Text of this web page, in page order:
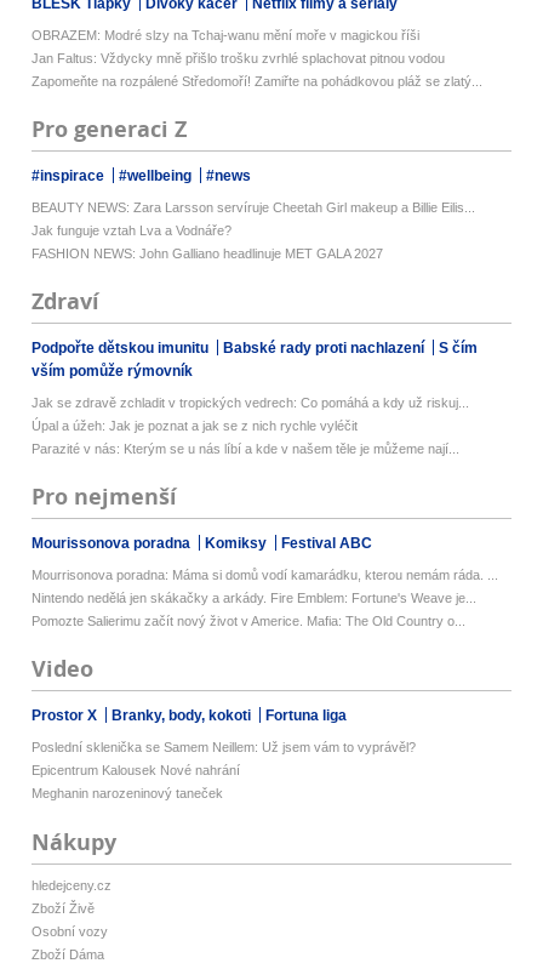
BLESK Tlapky Divoký kačer Netflix filmy a seriály
OBRAZEM: Modré slzy na Tchaj-wanu mění moře v magickou říši
Jan Faltus: Vždycky mně přišlo trošku zvrhlé splachovat pitnou vodou
Zapomeňte na rozpálené Středomoří! Zamiřte na pohádkovou pláž se zlatý...
Pro generaci Z
#inspirace #wellbeing #news
BEAUTY NEWS: Zara Larsson servíruje Cheetah Girl makeup a Billie Eilis...
Jak funguje vztah Lva a Vodnáře?
FASHION NEWS: John Galliano headlinuje MET GALA 2027
Zdraví
Podpořte dětskou imunitu Babské rady proti nachlazení
S čím
vším pomůže rýmovník
Jak se zdravě zchladit v tropických vedrech: Co pomáhá a kdy už riskuj...
Úpal a úžeh: Jak je poznat a jak se z nich rychle vyléčit
Parazité v nás: Kterým se u nás líbí a kde v našem těle je můžeme nají...
Pro nejmenší
Mourissonova poradna Komiksy Festival ABC
Mourrisonova poradna: Máma si domů vodí kamarádku, kterou nemám ráda. ...
Nintendo nedělá jen skákačky a arkády. Fire Emblem: Fortune's Weave je...
Pomozte Salierimu začít nový život v Americe. Mafia: The Old Country o...
Video
Prostor X Branky, body, kokoti Fortuna liga
Poslední sklenička se Samem Neillem: Už jsem vám to vyprávěl?
Epicentrum Kalousek Nové nahrání
Meghanin narozeninový taneček
Nákupy
hledejceny.cz
Zboží Živě
Osobní vozy
Zboží Dáma